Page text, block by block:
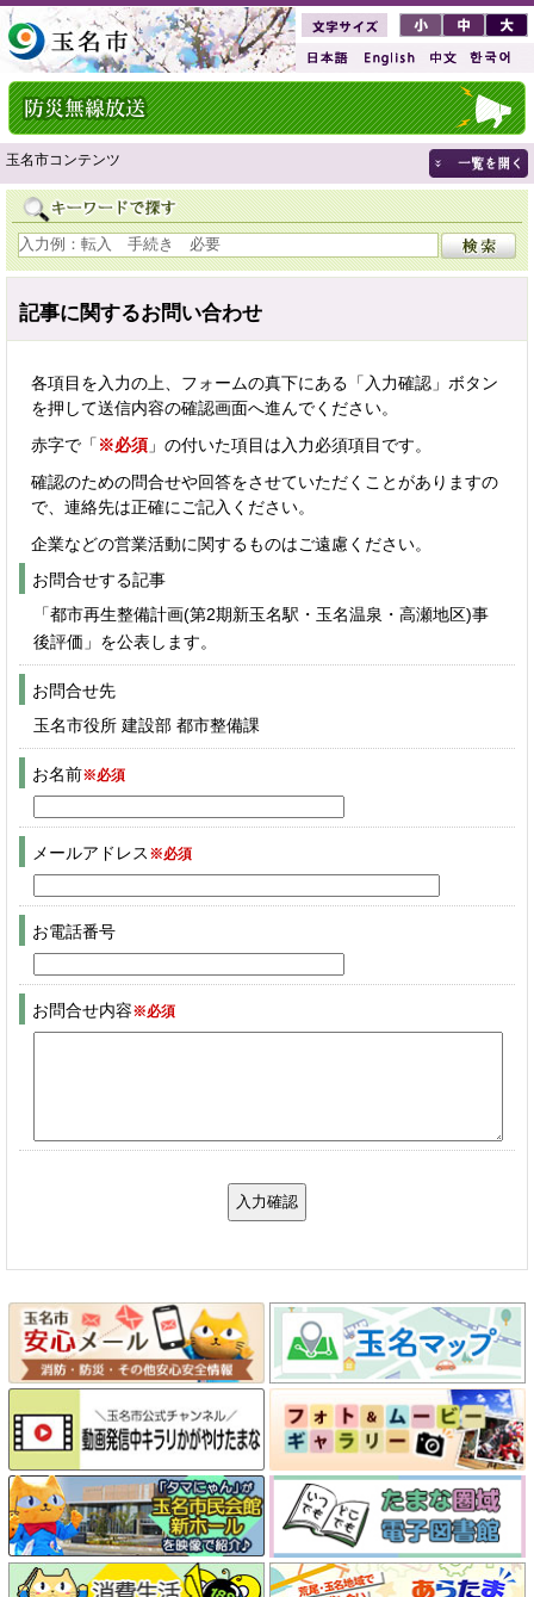
玉名市コンテンツ
記事に関するお問い合わせ
各項目を入力の上、フォームの真下にある「入力確認」ボタン
を押して送信内容の確認画面へ進んでください。
赤字で「 ※必須 」の付いた項目は入力必須項目です。
確認のための問合せや回答をさせていただくことがありますの
で、連絡先は正確にご記入ください。
企業などの営業活動に関するものはご遠慮ください。
お問合せする記事
「都市再生整備計画(第2期新玉名駅・玉名温泉・高瀬地区)事
後評価」を公表します。
お問合せ先
玉名市役所 建設部 都市整備課
お名前※必須
メールアドレス ※必須
お電話番号
お問合せ内容※必須